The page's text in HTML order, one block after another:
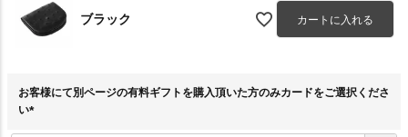
ブラック カートに入れる
お客様にて別ページの有料ギフトを購入頂いた方のみカードをご選択くださ
い